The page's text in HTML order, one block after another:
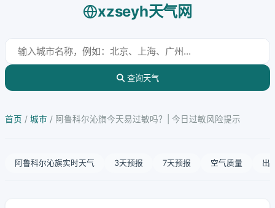
xzseyh天气网
查询天气
首页 / 城市 / 阿鲁科尔沁旗今天易过敏吗？| 今日过敏风险提示
阿鲁科尔沁旗实时天气 3天预报 7天预报 空气质量 出